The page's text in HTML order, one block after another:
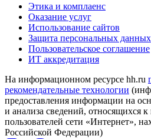
Этика и комплаенс
Оказание услуг
Использование сайтов
Защита персональных данных
Пользовательское соглашение
ИТ аккредитация
На информационном ресурсе hh.ru
рекомендательные технологии
предоставления информации на
и анализа сведений, относящихся
пользователей сети «Интернет»,
Российской Федерации)